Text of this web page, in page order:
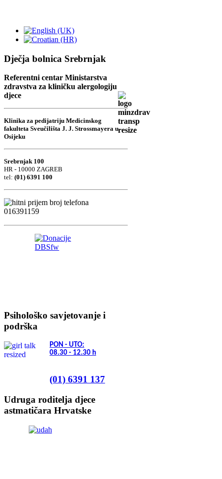
Dječja bolnica Srebrnjak
Referentni centar Ministarstva
zdravstva za kliničku alergologiju
djece
Klinika za pedijatriju Medicinskog
fakulteta Sveučilišta J. J. Strossmayera u
Osijeku
Srebrnjak 100
HR - 10000 ZAGREB
tel: (01) 6391 100
Psihološko savjetovanje i
podrška
PON - UTO:
08.30 - 12.30 h
(01) 6391 137
Udruga roditelja djece
astmatičara Hrvatske